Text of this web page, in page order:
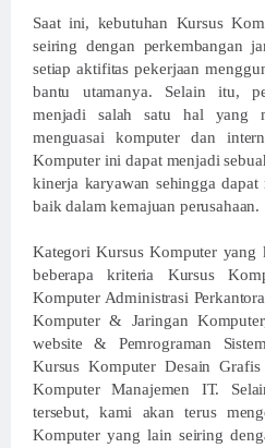
Saat ini, kebutuhan Kursus
seiring dengan perkembangan
setiap aktifitas pekerjaan
bantu utamanya. Selain itu,
menjadi salah satu hal yang
menguasai komputer dan
Komputer ini dapat menjadi
kinerja karyawan sehingga
baik dalam kemajuan perusahaan.
Kategori Kursus Komputer yang
beberapa kriteria Kursus
Komputer Administrasi
Komputer & Jaringan
website & Pemrograman
Kursus Komputer Desain
Komputer Manajemen IT.
tersebut, kami akan terus
Komputer yang lain seiring